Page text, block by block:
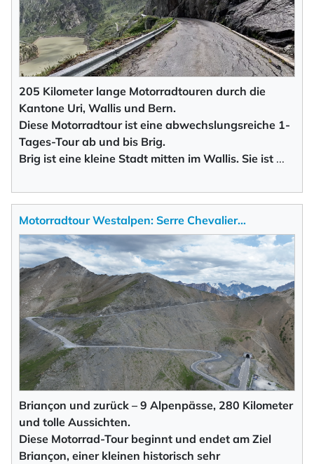
205 Kilometer lange Motorradtouren durch die
Kantone Uri, Wallis und Bern.
Diese Motorradtour ist eine abwechslungsreiche 1-
Tages-Tour ab und bis Brig.
Brig ist eine kleine Stadt mitten im Wallis. Sie ist ...
Motorradtour Westalpen: Serre Chevalier…
Briançon und zurück – 9 Alpenpässe, 280 Kilometer
und tolle Aussichten.
Diese Motorrad-Tour beginnt und endet am Ziel
Briançon, einer kleinen historisch sehr